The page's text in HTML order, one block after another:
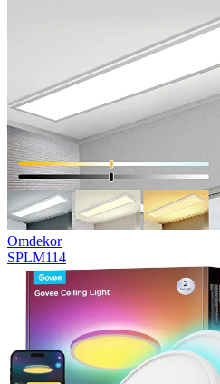
Omdekor
SPLM114